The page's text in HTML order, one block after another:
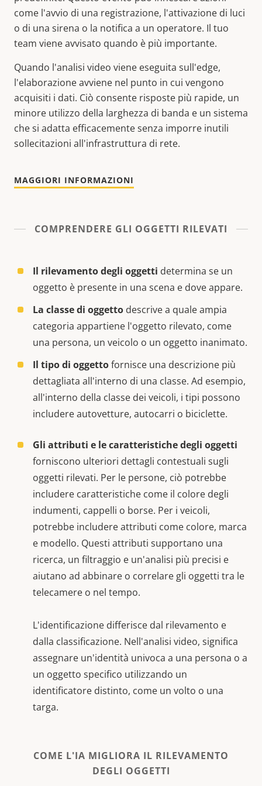
come l'avvio di una registrazione, l'attivazione di luci
o di una sirena o la notifica a un operatore. Il tuo
team viene avvisato quando è più importante.
Quando l'analisi video viene eseguita sull'edge,
l'elaborazione avviene nel punto in cui vengono
acquisiti i dati. Ciò consente risposte più rapide, un
minore utilizzo della larghezza di banda e un sistema
che si adatta efficacemente senza imporre inutili
sollecitazioni all'infrastruttura di rete.
MAGGIORI INFORMAZIONI
COMPRENDERE GLI OGGETTI RILEVATI
Il rilevamento degli oggetti determina se un
oggetto è presente in una scena e dove appare.
La classe di oggetto descrive a quale ampia
categoria appartiene l'oggetto rilevato, come
una persona, un veicolo o un oggetto inanimato.
Il tipo di oggettofornisce una descrizione più
dettagliata all'interno di una classe. Ad esempio,
all'interno della classe dei veicoli, i tipi possono
includere autovetture, autocarri o biciclette.
Gli attributi e le caratteristiche degli oggetti
forniscono ulteriori dettagli contestuali sugli
oggetti rilevati. Per le persone, ciò potrebbe
includere caratteristiche come il colore degli
indumenti, cappelli o borse. Per i veicoli,
potrebbe includere attributi come colore, marca
e modello. Questi attributi supportano una
ricerca, un filtraggio e un'analisi più precisi e
aiutano ad abbinare o correlare gli oggetti tra le
telecamere o nel tempo.
L'identificazione differisce dal rilevamento e
dalla classificazione. Nell'analisi video, significa
assegnare un'identità univoca a una persona o a
un oggetto specifico utilizzando un
identificatore distinto, come un volto o una
targa.
COME L'IA MIGLIORA IL RILEVAMENTO
DEGLI OGGETTI